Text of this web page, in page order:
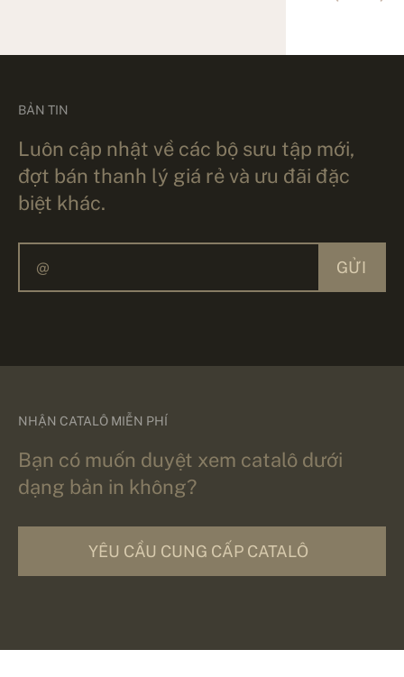
BẢN TIN
Luôn cập nhật về các bộ sưu tập mới,
đợt bán thanh lý giá rẻ và ưu đãi đặc
biệt khác.
GỬI
NHẬN CATALÔ MIỄN PHÍ
Bạn có muốn duyệt xem catalô dưới
dạng bản in không?
YÊU CẦU CUNG CẤP CATALÔ